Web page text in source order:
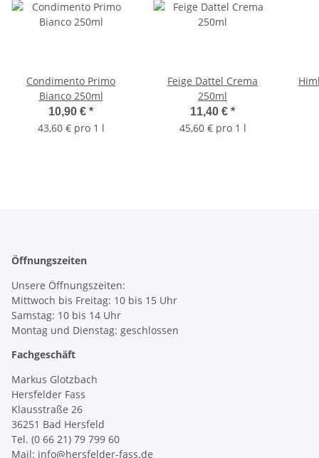
Condimento Primo
Bianco 250ml
10,90 € *
43,60 € pro 1 l
Feige Dattel Crema
250ml
11,40 € *
45,60 € pro 1 l
Öffnungszeiten
Unsere Öffnungszeiten:
Mittwoch bis Freitag: 10 bis 15 Uhr
Samstag: 10 bis 14 Uhr
Montag und Dienstag: geschlossen
Fachgeschäft
Markus Glotzbach
Hersfelder Fass
Klausstraße 26
36251 Bad Hersfeld
Tel. (0 66 21) 79 799 60
Mail: info@hersfelder-fass.de